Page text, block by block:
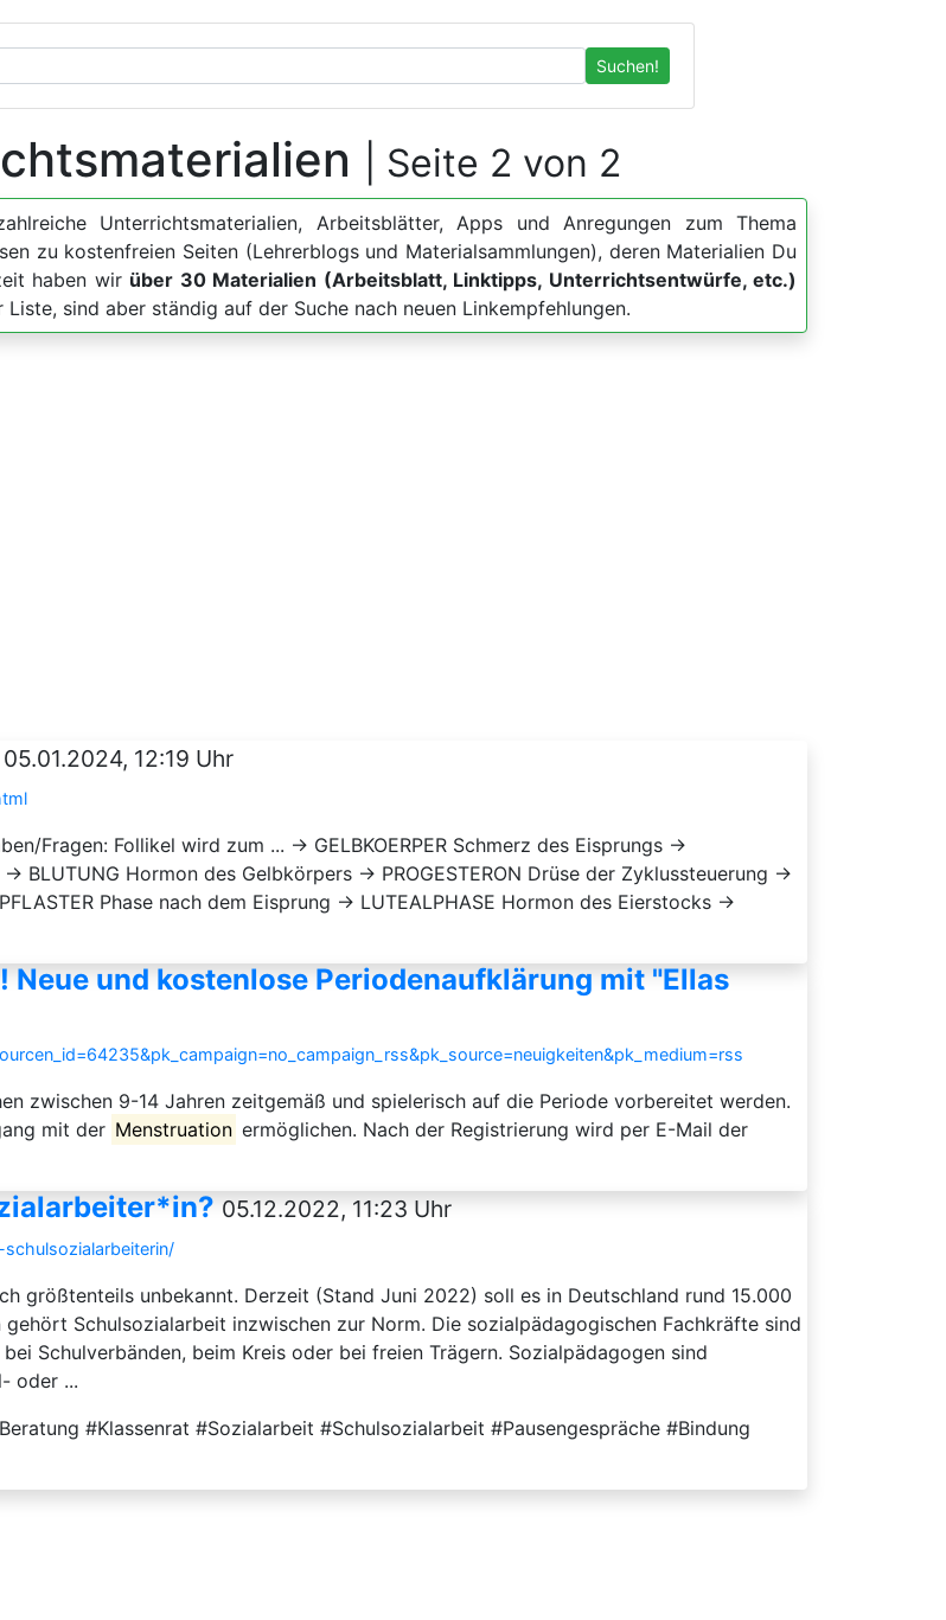
Suchen!
| Seite 2 von 2
Unterrichtsmaterialien, Arbeitsblätter, Apps und Anregungen zum Thema
zu kostenfreien Seiten (Lehrerblogs und Materialsammlungen), deren Materialien Du
haben wir über 30 Materialien (Arbeitsblatt, Linktipps, Unterrichtsentwürfe, etc.)
Liste, sind aber ständig auf der Suche nach neuen Linkempfehlungen.
05.01.2024, 12:19 Uhr
Fragen: Follikel wird zum ... → GELBKOERPER Schmerz des Eisprungs →
BLUTUNG Hormon des Gelbkörpers → PROGESTERON Drüse der Zyklussteuerung →
Phase nach dem Eisprung → LUTEALPHASE Hormon des Eierstocks →
und kostenlose Periodenaufklärung mit "Ellas
zwischen 9-14 Jahren zeitgemäß und spielerisch auf die Periode vorbereitet werden.
mit der Menstruation ermöglichen. Nach der Registrierung wird per E-Mail der
05.12.2022, 11:23 Uhr
größtenteils unbekannt. Derzeit (Stand Juni 2022) soll es in Deutschland rund 15.000
Schulsozialarbeit inzwischen zur Norm. Die sozialpädagogischen Fachkräfte sind
Schulverbänden, beim Kreis oder bei freien Trägern. Sozialpädagogen sind
oder ...
#Klassenrat #Sozialarbeit #Schulsozialarbeit #Pausengespräche #Bindung